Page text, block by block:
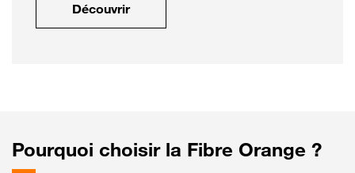
Découvrir
Pourquoi choisir la Fibre Orange ?